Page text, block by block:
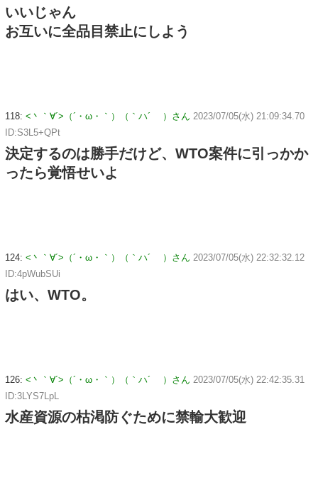
いいじゃん
お互いに全品目禁止にしよう
118: <丶｀∀´>（´・ω・｀）（｀ハ´ ）さん 2023/07/05(水) 21:09:34.70
ID:S3L5+QPt
決定するのは勝手だけど、WTO案件に引っかか
ったら覚悟せいよ
124: <丶｀∀´>（´・ω・｀）（｀ハ´ ）さん 2023/07/05(水) 22:32:32.12
ID:4pWubSUi
はい、WTO。
126: <丶｀∀´>（´・ω・｀）（｀ハ´ ）さん 2023/07/05(水) 22:42:35.31
ID:3LYS7LpL
水産資源の枯渇防ぐために禁輸大歓迎